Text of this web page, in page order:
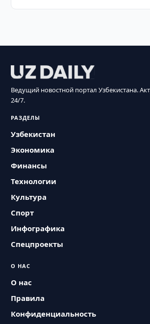
Ведущий новостной портал Узбекистана.
24/7.
РАЗДЕЛЫ
Узбекистан
Экономика
Финансы
Технологии
Культура
Спорт
Инфографика
Спецпроекты
О НАС
О нас
Правила
Конфиденциальность